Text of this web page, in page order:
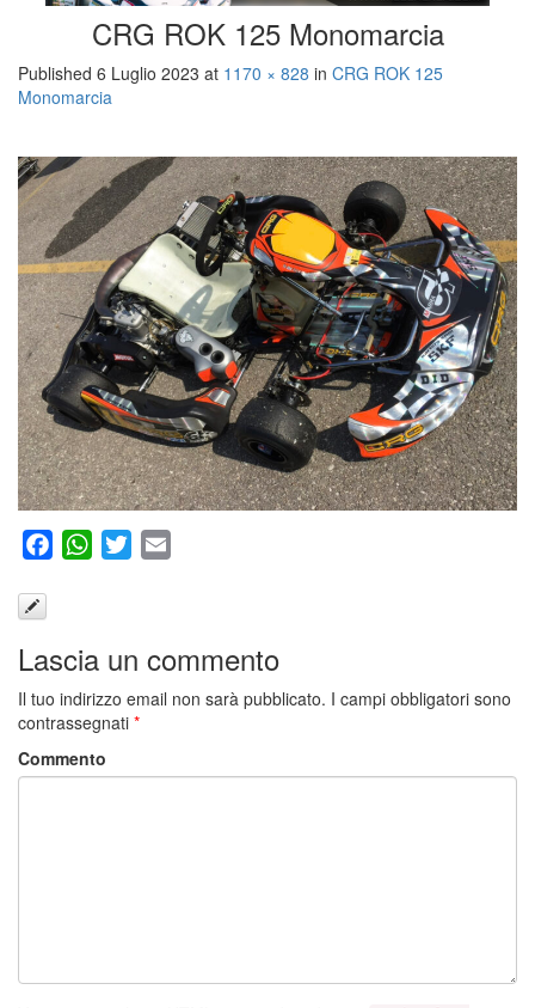
CRG ROK 125 Monomarcia
Published 6 Luglio 2023 at 1170 × 828 in CRG ROK 125
Monomarcia
FacebookWhatsApp
Twitter
Lascia un commento
Il tuo indirizzo email non sarà pubblicato. I campi obbligatori sono
contrassegnati *
Commento